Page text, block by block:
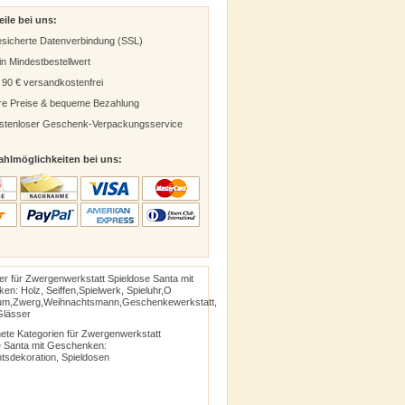
bei uns:
Datenverbindung (SSL)
Mindestbestellwert
90 € versandkostenfrei
Preise & bequeme Bezahlung
Geschenk-Verpackungsservice
bei uns:
für Zwergenwerkstatt Spieldose Santa mit
Holz, Seiffen,Spielwerk, Spieluhr,O
Kategorien für Zwergenwerkstatt
Santa mit Geschenken:
, Spieldosen